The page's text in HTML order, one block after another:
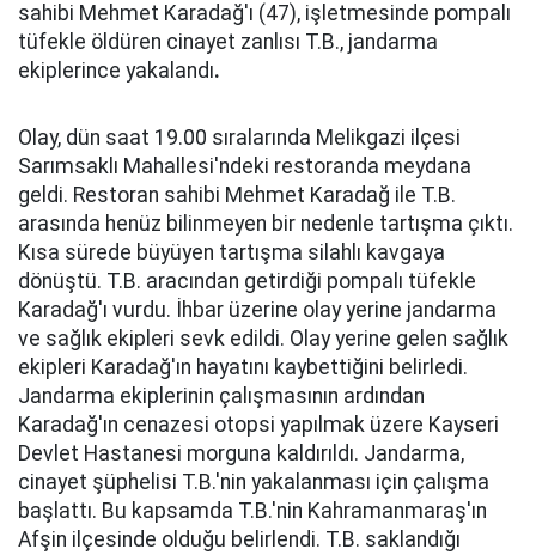
sahibi Mehmet Karadağ'ı (47), işletmesinde pompalı
tüfekle öldüren cinayet zanlısı T.B., jandarma
ekiplerince yakalandı.
Olay, dün saat 19.00 sıralarında Melikgazi ilçesi
Sarımsaklı Mahallesi'ndeki restoranda meydana
geldi. Restoran sahibi Mehmet Karadağ ile T.B.
arasında henüz bilinmeyen bir nedenle tartışma çıktı.
Kısa sürede büyüyen tartışma silahlı kavgaya
dönüştü. T.B. aracından getirdiği pompalı tüfekle
Karadağ'ı vurdu. İhbar üzerine olay yerine jandarma
ve sağlık ekipleri sevk edildi. Olay yerine gelen sağlık
ekipleri Karadağ'ın hayatını kaybettiğini belirledi.
Jandarma ekiplerinin çalışmasının ardından
Karadağ'ın cenazesi otopsi yapılmak üzere Kayseri
Devlet Hastanesi morguna kaldırıldı. Jandarma,
cinayet şüphelisi T.B.'nin yakalanması için çalışma
başlattı. Bu kapsamda T.B.'nin Kahramanmaraş'ın
Afşin ilçesinde olduğu belirlendi. T.B. saklandığı